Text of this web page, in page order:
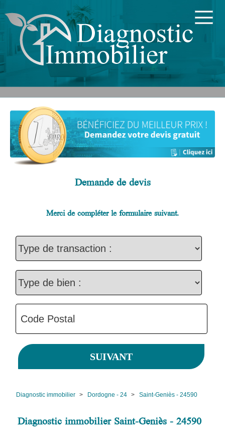
Demande de devis
Merci de compléter le formulaire suivant.
Diagnostic immobilier > Dordogne - 24 > Saint-Geniès - 24590
Diagnostic immobilier Saint-Geniès - 24590